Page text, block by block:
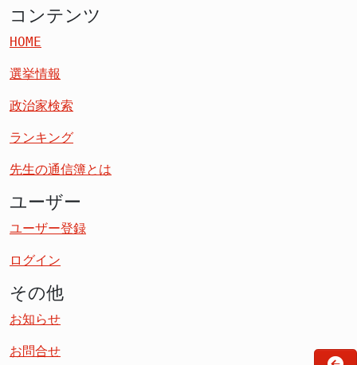
コンテンツ
HOME
選挙情報
政治家検索
ランキング
先生の通信簿とは
ユーザー
ユーザー登録
ログイン
その他
お知らせ
お問合せ